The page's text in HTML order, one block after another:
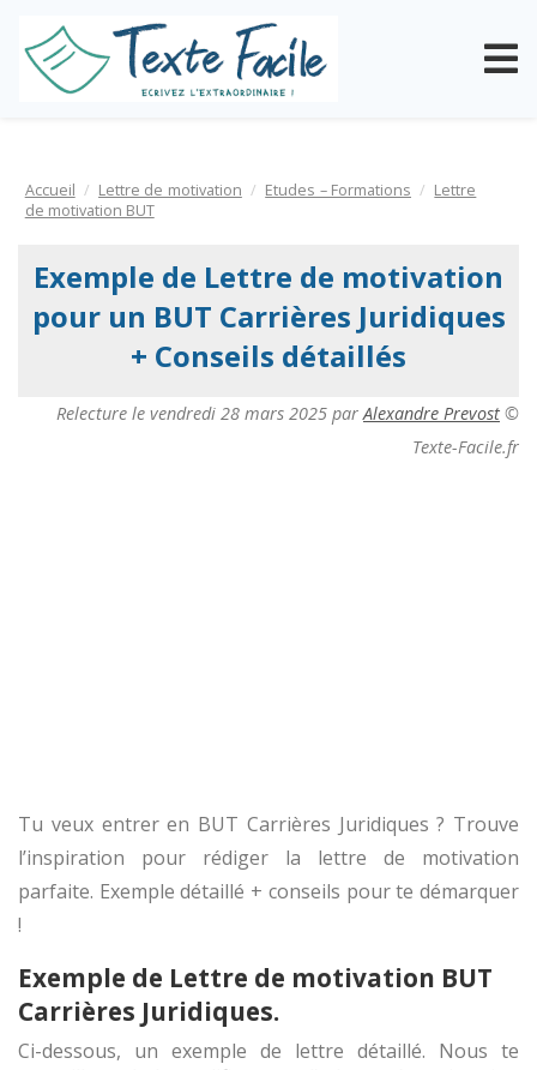
Accueil Lettre de motivation Etudes – Formations
Lettre
de motivation BUT
Exemple de Lettre de motivation
pour un BUT Carrières Juridiques
+ Conseils détaillés
Relecture le vendredi 28 mars 2025 parAlexandre Prevost ©
Texte-Facile.fr
Tu veux entrer en BUT Carrières Juridiques ? Trouve
l’inspiration pour rédiger la lettre de motivation
parfaite. Exemple détaillé + conseils pour te démarquer
!
Exemple de Lettre de motivation BUT
Carrières Juridiques.
Ci-dessous, un exemple de lettre détaillé. Nous te